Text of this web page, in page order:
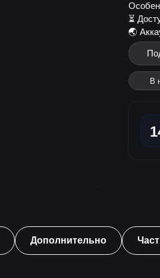
⏳
🌏
В
Дополнительно